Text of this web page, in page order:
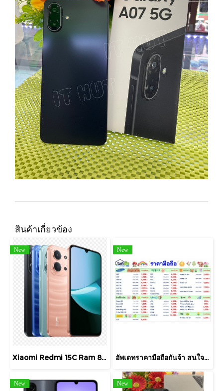
สินค้าเกี่ยวข้อง
New
Xiaomi Redmi 15C Ram 8GB / Rom 256GB จอ 6.9 HD+ แบตเตอรี่ 6000mAh เครื่องศูนย์ไทย รับประกัน 15 เดือน
New
อัพเดทราคามือถือกันจ้า สนใจสอบถามได้นะคะ
New New